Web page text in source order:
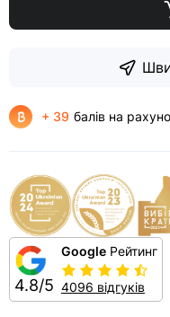
+ 39 балів на
4.8/5
Google Рейтинг
4096 відгуків